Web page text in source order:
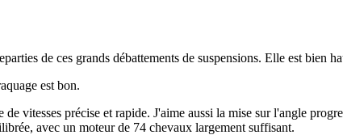
de ces grands débattements de suspensions. Elle est bien
est bon.
vitesses précise et rapide. J'aime aussi la mise sur l'angle
avec un moteur de 74 chevaux largement suffisant.